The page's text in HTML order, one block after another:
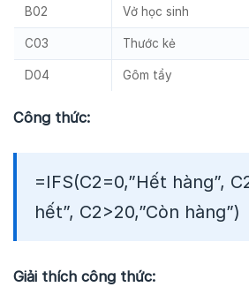
B02 Vở học sinh
C03 Thước kẻ
D04 Gôm tẩy
Công thức:
=IFS(C2=0,”Hết hàng”,
hết”, C2>20,”Còn hàng”)
Giải thích công thức: